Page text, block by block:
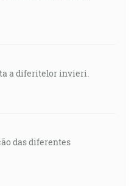
a diferitelor invieri.
das diferentes